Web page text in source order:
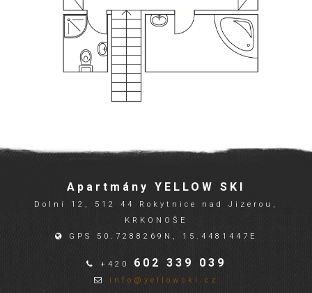
Apartmány YELLOW SKI
Dolní 12, 512 44 Rokytnice nad Jizerou,
KRKONOŠE
GPS 50.7288269N, 15.4481447E
+420 602 339 039
info@yellowski.cz